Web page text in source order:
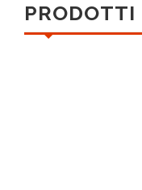
PRODOTTI